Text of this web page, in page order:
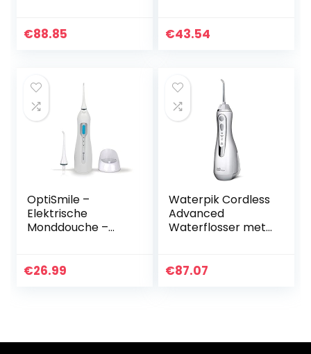
Apparaat voor het
€88.85
Apparaat voor het
€43.54
OptiSmile –
Elektrische
Monddouche –
Oplaadbaar –
€26.99
Waterpik Cordless
Advanced
Waterflosser met
Verwijderen van
€87.07